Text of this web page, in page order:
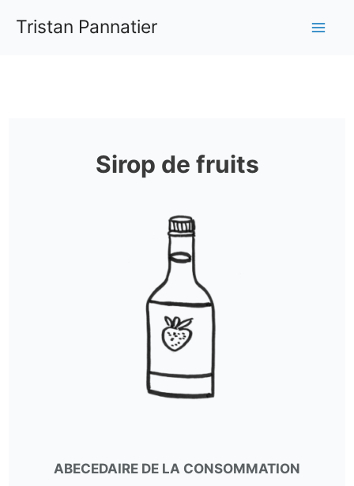
Tristan Pannatier
Sirop de fruits
ABECEDAIRE DE LA CONSOMMATION